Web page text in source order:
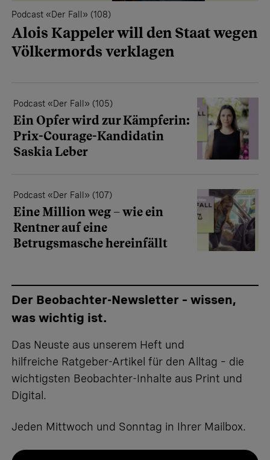
Podcast «Der Fall» (108)
Alois Kappeler will den Staat wegen
Völkermords verklagen
Podcast «Der Fall» (105)
Ein Opfer wird zur Kämpferin:
Prix-Courage-Kandidatin
Saskia Leber
Podcast «Der Fall» (107)
Eine Million weg – wie ein
Rentner auf eine
Betrugsmasche hereinfällt
Der Beobachter-Newsletter – wissen,
was wichtig ist.
Das Neuste aus unserem Heft und
hilfreiche Ratgeber-Artikel für den Alltag – die
wichtigsten Beobachter-Inhalte aus Print und
Digital.
Jeden Mittwoch und Sonntag in Ihrer Mailbox.